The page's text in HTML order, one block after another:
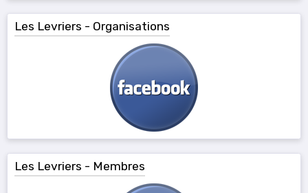
Les Levriers - Organisations
Les Levriers - Membres